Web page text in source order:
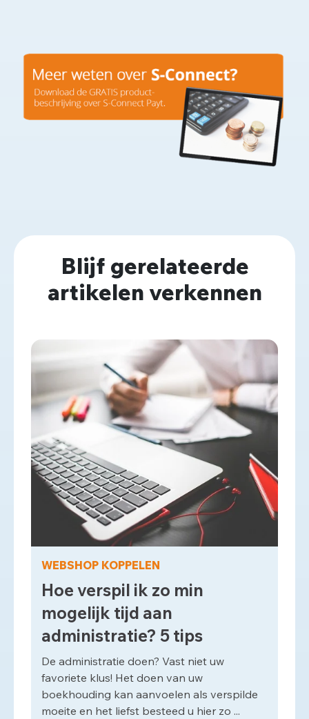
Blijf gerelateerde
artikelen verkennen
WEBSHOP KOPPELEN
Hoe verspil ik zo min
mogelijk tijd aan
administratie? 5 tips
De administratie doen? Vast niet uw
favoriete klus! Het doen van uw
boekhouding kan aanvoelen als verspilde
moeite en het liefst besteed u hier zo ...